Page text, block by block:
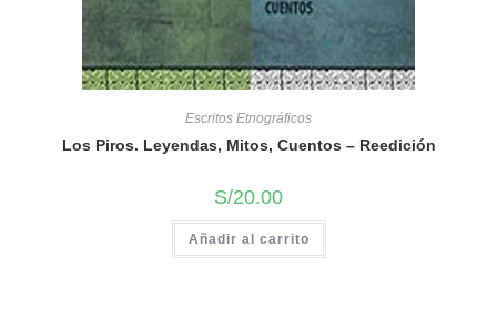
Escritos Etnográficos
Los Piros. Leyendas, Mitos, Cuentos – Reedición
S/20.00
Añadir al carrito